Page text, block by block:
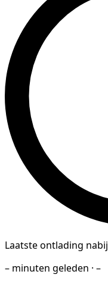
Laatste ontlading nabij
– minuten geleden · –